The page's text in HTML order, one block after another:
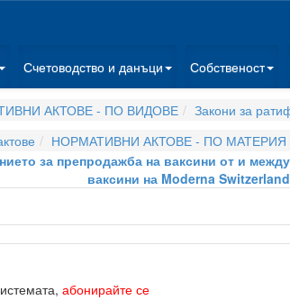
Счетоводство и данъци Собственост
АКТОВЕ - ПО ВИДОВЕ
Закони за
НОРМАТИВНИ АКТОВЕ - ПО МАТЕРИЯ
за препродажба на ваксини от и
ваксини на Moderna
абонирайте се